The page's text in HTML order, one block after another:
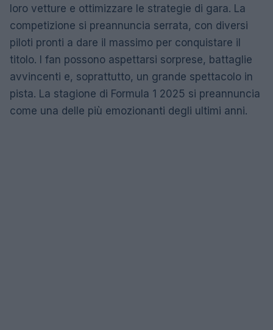
loro vetture e ottimizzare le strategie di gara. La
competizione si preannuncia serrata, con diversi
piloti pronti a dare il massimo per conquistare il
titolo. I fan possono aspettarsi sorprese, battaglie
avvincenti e, soprattutto, un grande spettacolo in
pista. La stagione di Formula 1 2025 si preannuncia
come una delle più emozionanti degli ultimi anni.